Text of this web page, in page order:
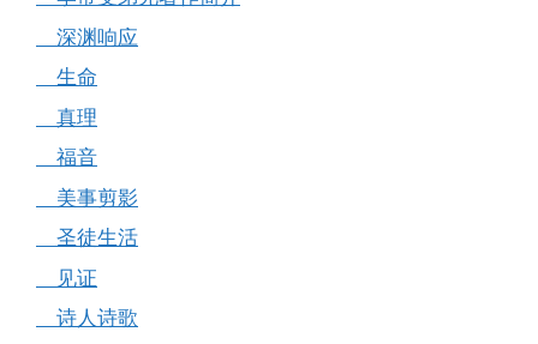
深渊响应
生命
真理
福音
美事剪影
圣徒生活
见证
诗人诗歌